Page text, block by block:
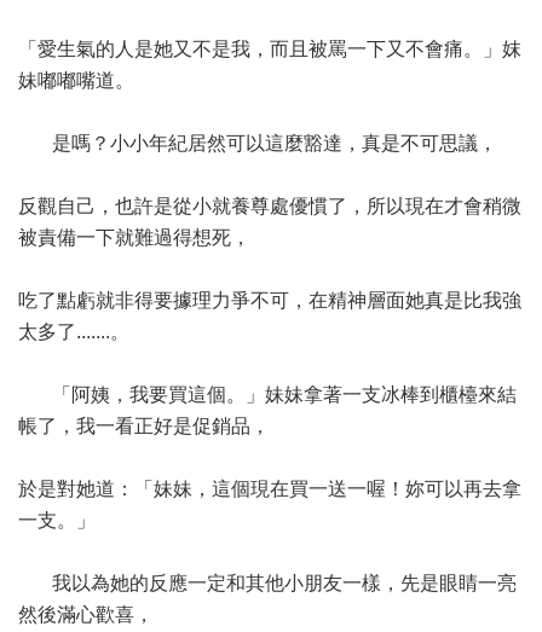
「愛生氣的人是她又不是我，而且被罵一下又不會痛。」妺
妹嘟嘟嘴道。
是嗎？小小年紀居然可以這麼豁達，真是不可思議，
反觀自己，也許是從小就養尊處優慣了，所以現在才會稍微
被責備一下就難過得想死，
吃了點虧就非得要據理力爭不可，在精神層面她真是比我強
太多了.......。
「阿姨，我要買這個。」妹妹拿著一支冰棒到櫃檯來結
帳了，我一看正好是促銷品，
於是對她道：「妹妹，這個現在買一送一喔！妳可以再去拿
一支。」
我以為她的反應一定和其他小朋友一樣，先是眼睛一亮
然後滿心歡喜，